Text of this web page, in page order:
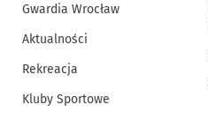
Gwardia Wrocław
Aktualności
Rekreacja
Kluby Sportowe